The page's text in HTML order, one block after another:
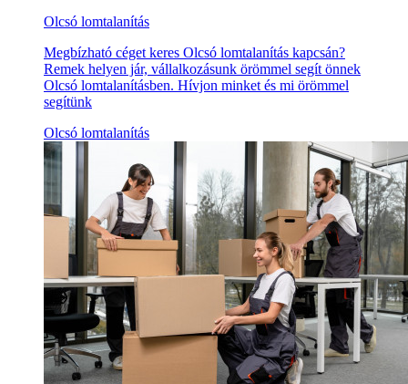
Olcsó lomtalanítás
Megbízható céget keres Olcsó lomtalanítás kapcsán?
Remek helyen jár, vállalkozásunk örömmel segít önnek
Olcsó lomtalanításben. Hívjon minket és mi örömmel
segítünk
Olcsó lomtalanítás